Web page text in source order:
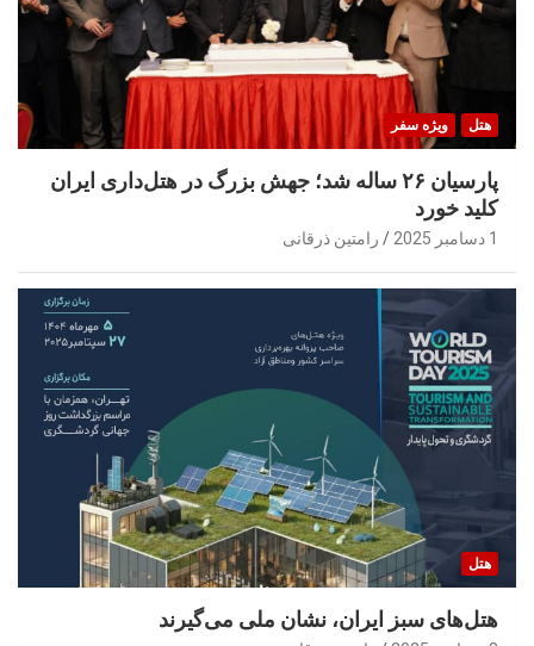
هتل ویژه سفر
پارسیان ۲۶ ساله شد؛ جهش بزرگ در هتل‌داری ایران
کلید خورد
1 دسامبر 2025 رامتین ذرقانی
هتل
هتل‌های سبز ایران، نشان ملی می‌گیرند